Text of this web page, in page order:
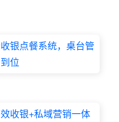
银点餐系统，桌台管
位
收银+私域营销一体